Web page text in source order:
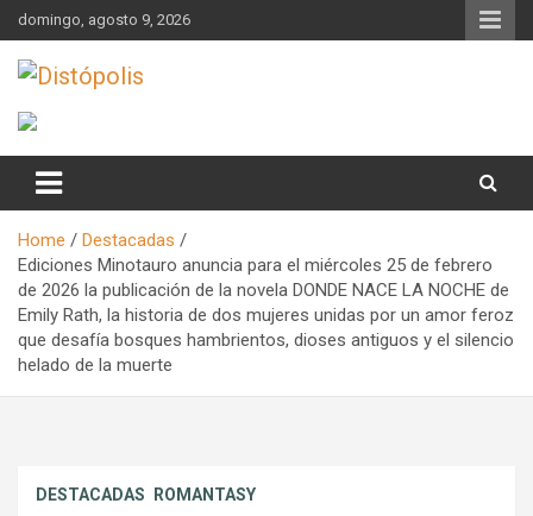
Skip
to
content
domingo, agosto 9, 2026
Distópolis
Home
Destacadas
Ediciones Minotauro anuncia para el miércoles 25 de febrero
de 2026 la publicación de la novela DONDE NACE LA NOCHE de
Emily Rath, la historia de dos mujeres unidas por un amor feroz
que desafía bosques hambrientos, dioses antiguos y el silencio
helado de la muerte
DESTACADAS ROMANTASY